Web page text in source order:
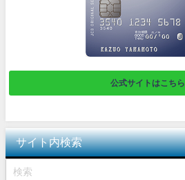
公式サイトはこちら
サイト内検索